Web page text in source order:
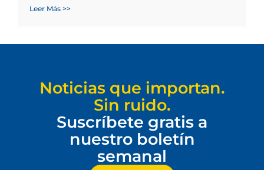
Leer Más >>
Noticias que importan.
Sin ruido.
Suscríbete gratis a
nuestro boletín
semanal